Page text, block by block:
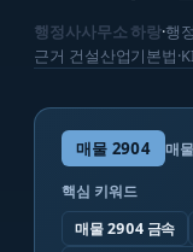
행정사사무소 하랑·행
근거 건설산업기본법
매물 2904 매
핵심 키워드
매물 2904 금속